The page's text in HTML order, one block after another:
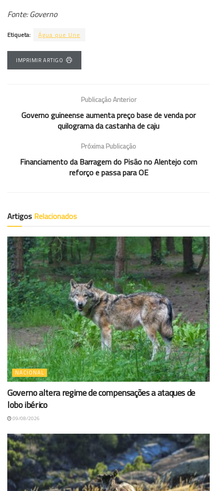
Fonte: Governo
Etiqueta: Água que Une
IMPRIMIR ARTIGO
Publicação Anterior
Governo guineense aumenta preço base de venda por
quilograma da castanha de caju
Próxima Publicação
Financiamento da Barragem do Pisão no Alentejo com
reforço e passa para OE
Artigos Relacionados
NACIONAL
Governo altera regime de compensações a ataques de
lobo ibérico
09/08/2026